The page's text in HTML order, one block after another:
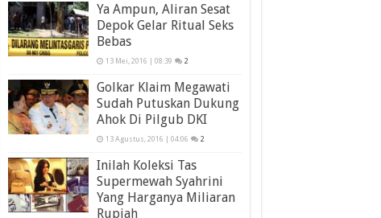
Ya Ampun, Aliran Sesat
Depok Gelar Ritual Seks
Bebas
13 Mei, 2016 | 08:39 2
Golkar Klaim Megawati
Sudah Putuskan Dukung
Ahok Di Pilgub DKI
13 Agustus, 2016 | 04:06 2
Inilah Koleksi Tas
Supermewah Syahrini
Yang Harganya Miliaran
Rupiah